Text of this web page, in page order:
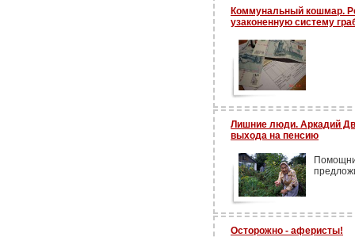
Коммунальный кошмар.
узаконенную систему
Лишние люди. Аркадий
выхода на пенсию
Осторожно - аферисты!